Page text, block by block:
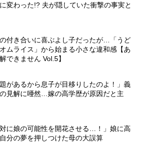
変わった!? 夫が隠していた衝撃の事実と
付き合いに喜ぶよし子だったが…「うど
ムライス」から始まる小さな違和感【あ
できません Vol.5】
題があるから息子が目移りしたのよ！」義
見解に唖然…嫁の高学歴が原因だと主
対に娘の可能性を開花させる…！」娘に高
分の夢を押しつけた母の大誤算